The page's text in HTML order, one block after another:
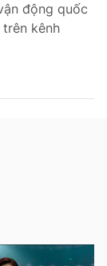
động quốc
kênh